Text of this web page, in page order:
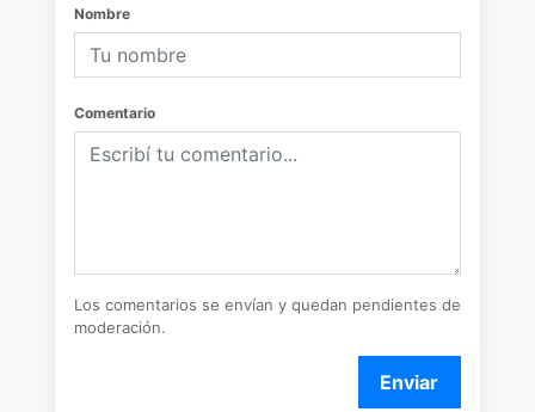
Nombre
Comentario
Los comentarios se envían y quedan pendientes de
moderación.
Enviar